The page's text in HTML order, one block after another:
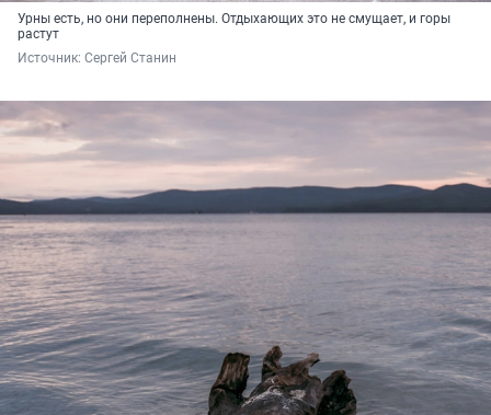
Урны есть, но они переполнены. Отдыхающих это не смущает, и горы
растут
Источник: Сергей Станин